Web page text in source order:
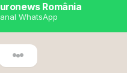
România
WhatsApp
Despre Euronews